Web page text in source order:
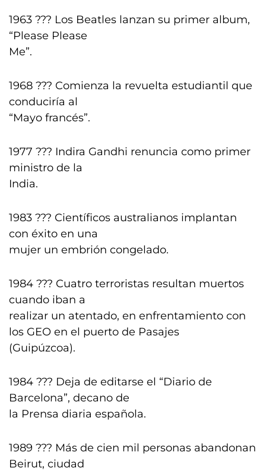
1963 ??? Los Beatles lanzan su primer album,
“Please Please
Me”.
1968 ??? Comienza la revuelta estudiantil que
conduciría al
“Mayo francés”.
1977 ??? Indira Gandhi renuncia como primer
ministro de la
India.
1983 ??? Científicos australianos implantan
con éxito en una
mujer un embrión congelado.
1984 ??? Cuatro terroristas resultan muertos
cuando iban a
realizar un atentado, en enfrentamiento con
los GEO en el puerto de Pasajes
(Guipúzcoa).
1984 ??? Deja de editarse el “Diario de
Barcelona”, decano de
la Prensa diaria española.
1989 ??? Más de cien mil personas abandonan
Beirut, ciudad